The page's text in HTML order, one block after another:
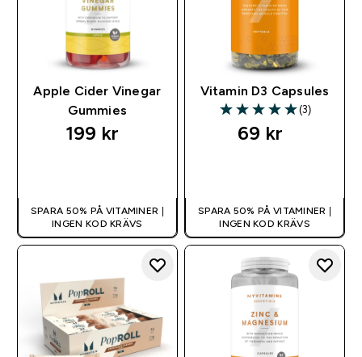
Apple Cider Vinegar
Gummies
199 kr‎
SPARA 50% PÅ VITAMINER |
INGEN KOD KRÄVS
Vitamin D3 Capsules
5 out of 5 stars
(3)
69 kr‎
SPARA 50% PÅ VITAMINER |
INGEN KOD KRÄVS